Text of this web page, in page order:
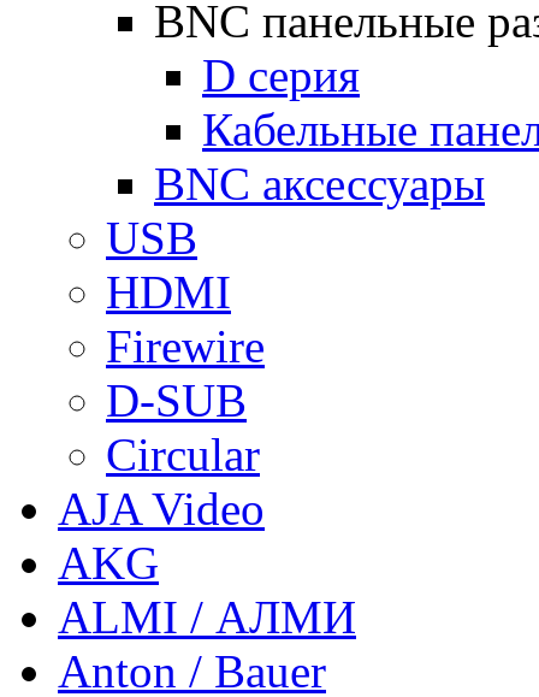
BNC панельные
D серия
Кабельные
BNC аксессуары
USB
HDMI
Firewire
D-SUB
Circular
AJA Video
AKG
ALMI / АЛМИ
Anton / Bauer